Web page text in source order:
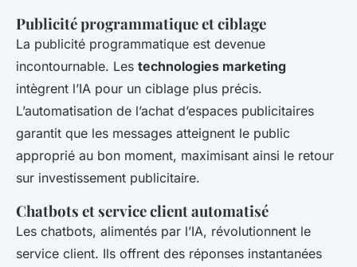
Publicité programmatique et ciblage
La publicité programmatique est devenue
incontournable. Les technologies marketing
intègrent l’IA pour un ciblage plus précis.
L’automatisation de l’achat d’espaces publicitaires
garantit que les messages atteignent le public
approprié au bon moment, maximisant ainsi le retour
sur investissement publicitaire.
Chatbots et service client automatisé
Les chatbots, alimentés par l’IA, révolutionnent le
service client. Ils offrent des réponses instantanées